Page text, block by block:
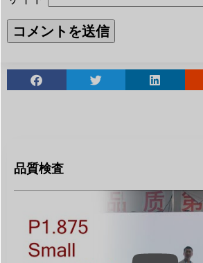
品質検査